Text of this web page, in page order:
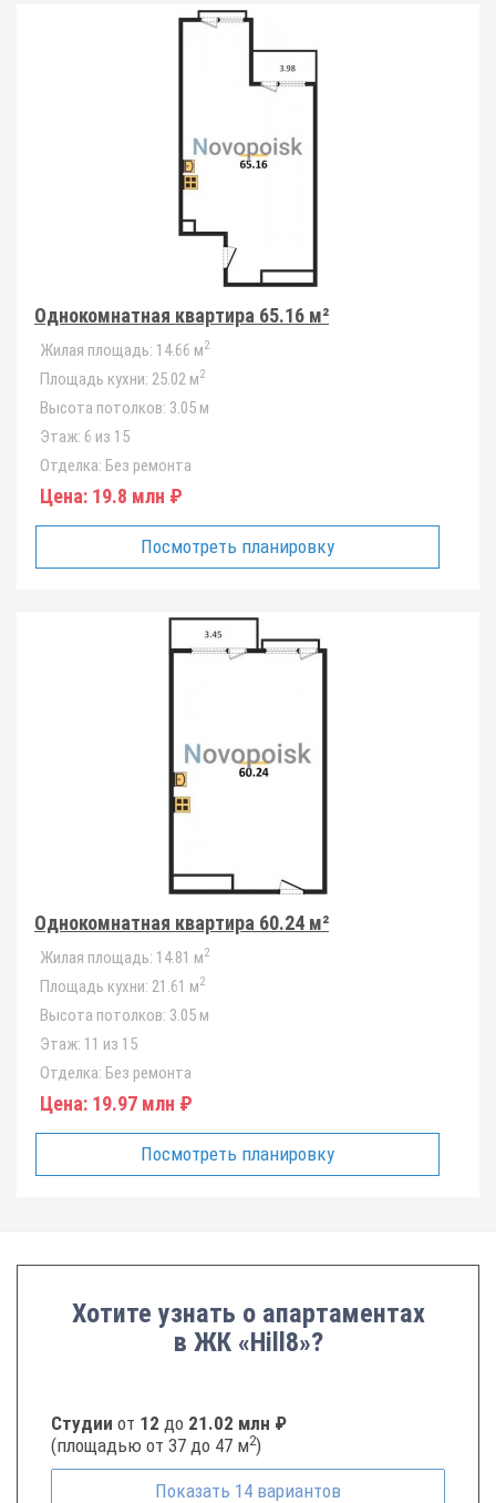
Однокомнатная квартира 65.16 м²
Жилая площадь: 14.66 м2
Площадь кухни: 25.02 м2
Высота потолков: 3.05 м
Этаж: 6 из 15
Отделка: Без ремонта
Цена: 19.8 млн ₽
Посмотреть планировку
Однокомнатная квартира 60.24 м²
Жилая площадь: 14.81 м2
Площадь кухни: 21.61 м2
Высота потолков: 3.05 м
Этаж: 11 из 15
Отделка: Без ремонта
Цена: 19.97 млн ₽
Посмотреть планировку
Хотите узнать о апартаментах
в ЖК «Hill8»?
Студии от 12 до 21.02 млн ₽
(площадью от 37 до 47 м2)
Показать 14 вариантов